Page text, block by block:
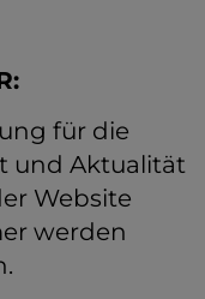
für die
und Aktualität
Website
werden